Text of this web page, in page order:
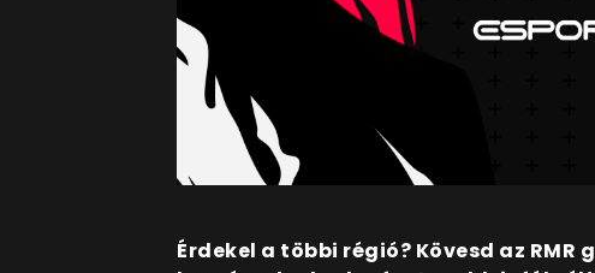
Érdekel a többi régió? Kövesd az